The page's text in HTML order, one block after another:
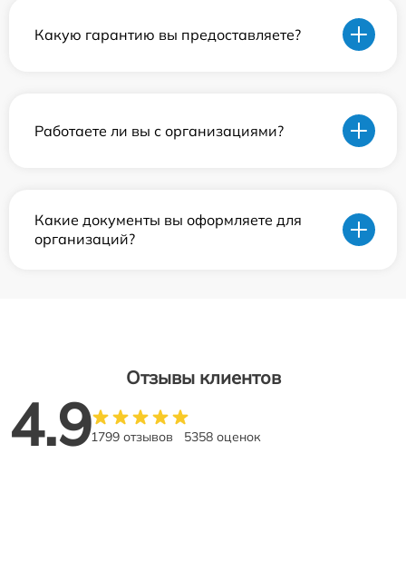
Какую гарантию вы предоставляете?
Работаете ли вы с организациями?
Какие документы вы оформляете для
организаций?
Отзывы клиентов
4.91799 отзывов 5358 оценок